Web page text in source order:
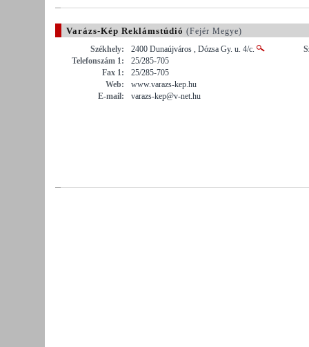
Varázs-Kép Reklámstúdió (Fejér Megye)
Székhely:
2400 Dunaújváros , Dózsa Gy. u. 4/c.
Telefonszám 1:
25/285-705
Fax 1:
25/285-705
Web:
www.varazs-kep.hu
E-mail:
varazs-kep@v-net.hu